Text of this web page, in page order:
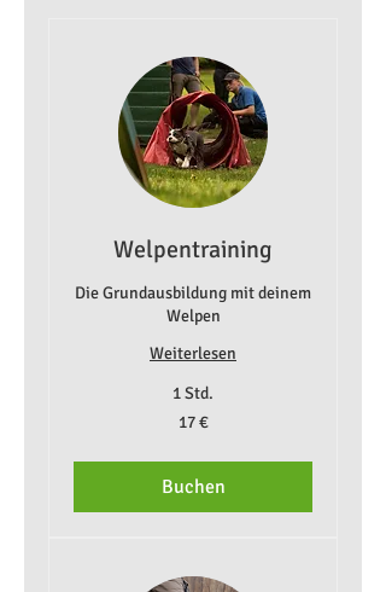
Welpentraining
Die Grundausbildung mit deinem
Welpen
Weiterlesen
1 Std.
17 €
Buchen